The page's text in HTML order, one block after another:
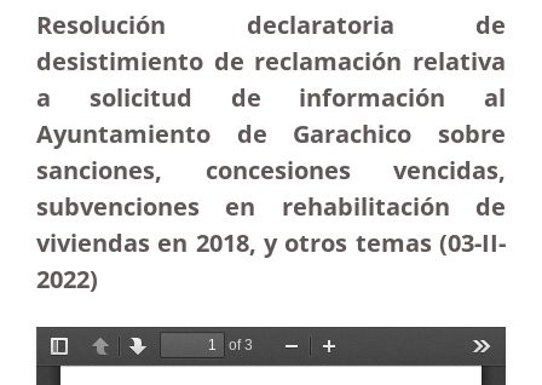
Resolución declaratoria de
desistimiento de reclamación relativa
a solicitud de información al
Ayuntamiento de Garachico sobre
sanciones, concesiones vencidas,
subvenciones en rehabilitación de
viviendas en 2018, y otros temas (03-II-
2022)